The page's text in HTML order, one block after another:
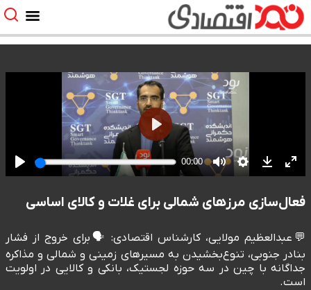
فعال‌سازی مرزهای شمالی برای غلات و کالای اساسی
💬عبدالعظیم مولایی، کارشناس اقتصادی: 🗣️برای خروج از فشار
بنادر جنوبی، تنوع‌بخشیدن به مسیرهای زمینی و شمالی و مذاکره
جداگانه با چین در سه حوزه لجستیک، بانکی و کالایی در اولویت
است.